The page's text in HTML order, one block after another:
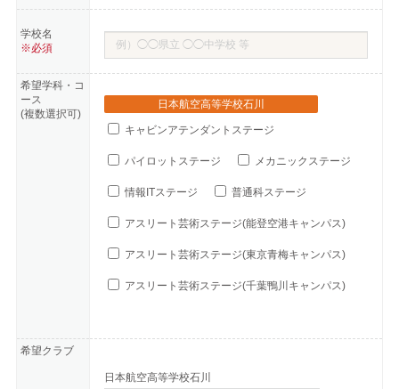
学校名
※必須
希望学科・コ
ース
(複数選択可)
日本航空高等学校石川
キャビンアテンダントステージ
パイロットステージ メカニックステージ
情報ITステージ 普通科ステージ
アスリート芸術ステージ(能登空港キャンパス)
アスリート芸術ステージ(東京青梅キャンパス)
アスリート芸術ステージ(千葉鴨川キャンパス)
希望クラブ
日本航空高等学校石川